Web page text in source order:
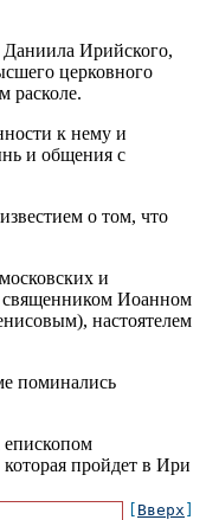
Даниила Ирийского,
церковного
расколе.
к нему и
и общения с
о том, что
и
священником Иоанном
настоятелем
поминались
епископом
пройдет в Ири
[ Вверх ]